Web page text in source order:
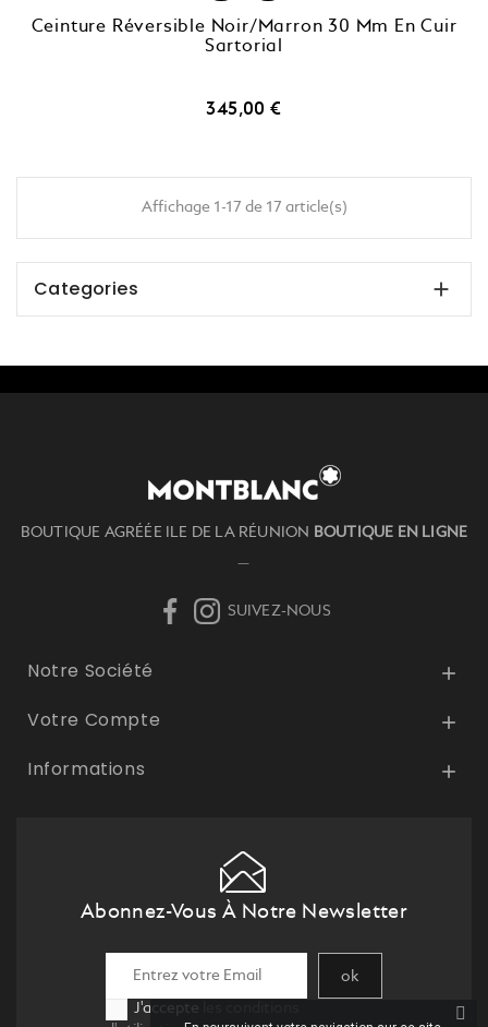
Ceinture Réversible Noir/Marron 30 Mm En Cuir
Sartorial
345,00 €Prix
Affichage 1-17 de 17 article(s)
Categories 
BOUTIQUE AGRÉÉE ILE DE LA RÉUNION
BOUTIQUE EN LIGNE
—
SUIVEZ-NOUS
Notre Société 
Votre Compte 
Informations 
Abonnez-Vous À Notre Newsletter
J'accepte